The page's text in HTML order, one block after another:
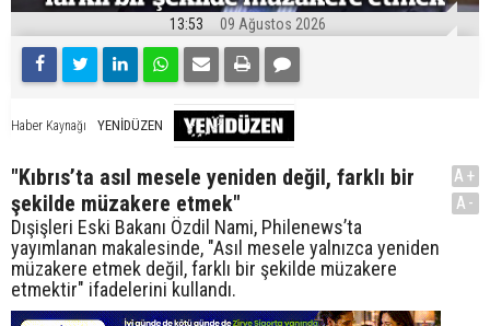
13:53 09 Ağustos 2026
Haber Kaynağı YENİDÜZEN
"Kıbrıs’ta asıl mesele yeniden değil, farklı bir
şekilde müzakere etmek"
Dışişleri Eski Bakanı Özdil Nami, Philenews’ta
yayımlanan makalesinde, "Asıl mesele yalnızca yeniden
müzakere etmek değil, farklı bir şekilde müzakere
etmektir" ifadelerini kullandı.
A+
A-